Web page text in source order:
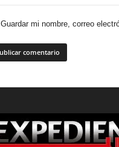
Guardar mi nombre, correo